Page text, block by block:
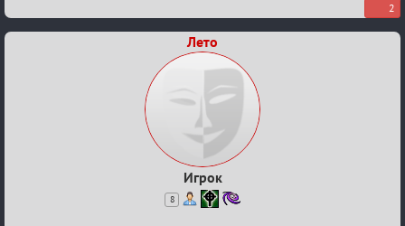
2
Лето
Игрок
8